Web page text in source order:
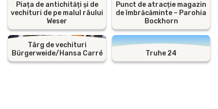
Piața de antichități și de
vechituri de pe malul râului
Weser
Punct de atracție magazin
de îmbrăcăminte – Parohia
Bockhorn
Târg de vechituri
Bürgerweide/Hansa Carré
Truhe 24